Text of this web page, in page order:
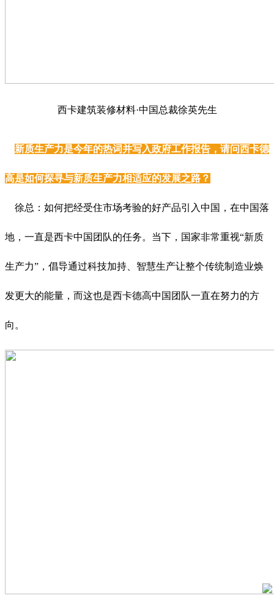
西卡建筑装修材料·中国总裁徐英先生
新质生产力是今年的热词并写入政府工作报告，请问西卡德
高是如何探寻与新质生产力相适应的发展之路？
徐总：如何把经受住市场考验的好产品引入中国，在中国落
地，一直是西卡中国团队的任务。当下，国家非常重视“新质
生产力”，倡导通过科技加持、智慧生产让整个传统制造业焕
发更大的能量，而这也是西卡德高中国团队一直在努力的方
向。